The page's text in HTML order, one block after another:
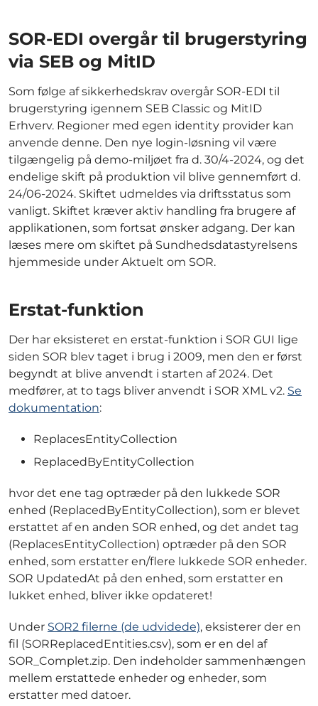
SOR-EDI overgår til brugerstyring
via SEB og MitID
Som følge af sikkerhedskrav overgår SOR-EDI til
brugerstyring igennem SEB Classic og MitID
Erhverv. Regioner med egen identity provider kan
anvende denne. Den nye login-løsning vil være
tilgængelig på demo-miljøet fra d. 30/4-2024, og det
endelige skift på produktion vil blive gennemført d.
24/06-2024. Skiftet udmeldes via driftsstatus som
vanligt. Skiftet kræver aktiv handling fra brugere af
applikationen, som fortsat ønsker adgang. Der kan
læses mere om skiftet på Sundhedsdatastyrelsens
hjemmeside under Aktuelt om SOR.
Erstat-funktion
Der har eksisteret en erstat-funktion i SOR GUI lige
siden SOR blev taget i brug i 2009, men den er først
begyndt at blive anvendt i starten af 2024. Det
medfører, at to tags bliver anvendt i SOR XML v2. Se
dokumentation:
ReplacesEntityCollection
ReplacedByEntityCollection
hvor det ene tag optræder på den lukkede SOR
enhed (ReplacedByEntityCollection), som er blevet
erstattet af en anden SOR enhed, og det andet tag
(ReplacesEntityCollection) optræder på den SOR
enhed, som erstatter en/flere lukkede SOR enheder.
SOR UpdatedAt på den enhed, som erstatter en
lukket enhed, bliver ikke opdateret!
Under SOR2 filerne (de udvidede), eksisterer der en
fil (SORReplacedEntities.csv), som er en del af
SOR_Complet.zip. Den indeholder sammenhængen
mellem erstattede enheder og enheder, som
erstatter med datoer.